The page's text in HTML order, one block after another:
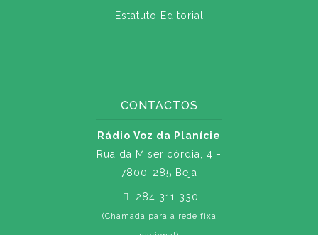
Estatuto Editorial
CONTACTOS
Rádio Voz da Planície
Rua da Misericórdia, 4 -
7800-285 Beja
284 311 330
(Chamada para a rede fixa